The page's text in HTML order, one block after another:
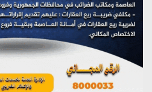
تستمعون لبرنامج (مع السيد القائد)
يوليو 26, 2026